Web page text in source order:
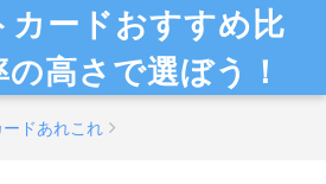
カードおすすめ比
高さで選ぼう！
ドあれこれ